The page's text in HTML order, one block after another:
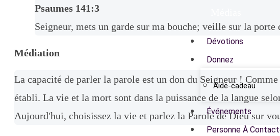
Dévotions
Donnez
Aide-cadeau
Événements
Personne À
Psaumes 141:3
Seigneur, mets un garde sur ma bouche; veille sur la porte
Médiation
La capacité de parler la parole est un don du Seigneur !
établi. La vie et la mort sont dans la puissance de la langue
Aujourd'hui, choisissez la vie et parlez la Parole de Dieu sur